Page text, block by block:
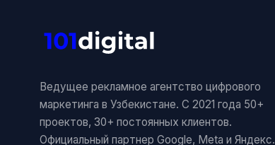
Ведущее рекламное агентство цифрового
маркетинга в Узбекистане. С 2021 года 50+
проектов, 30+ постоянных клиентов.
Официальный партнер Google, Meta и Яндекс.